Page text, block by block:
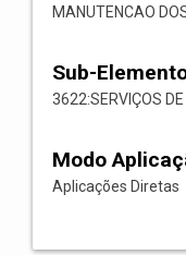
MANUTENCAO
Sub-
3622:SERVIÇOS
Modo
Aplicações Diretas